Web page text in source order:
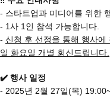
- 스타트업과 미디어를 위한
- 1사 1인 참석 가능합니다.
- 신청 후 선정을 통해 행사
일 화요일 개별 회신드립니다.
✔️ 행사 일정
- 2025년 2월 27일(목)